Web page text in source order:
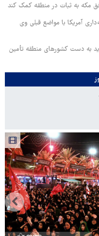
مکه به ثبات در منطقه کمک کند
آمریکا با مواضع قبلی وی
به دست کشورهای منطقه تأمین